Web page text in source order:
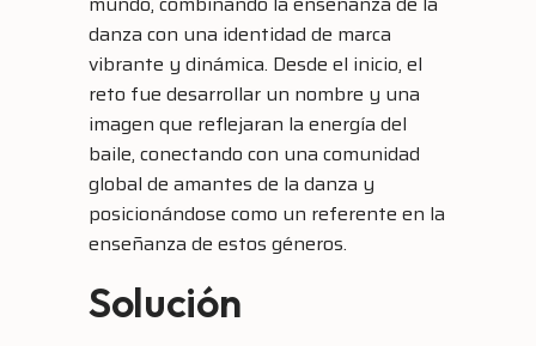
danza con una identidad de marca
vibrante y dinámica. Desde el inicio, el
reto fue desarrollar un nombre y una
imagen que reflejaran la energía del
baile, conectando con una comunidad
global de amantes de la danza y
posicionándose como un referente en la
enseñanza de estos géneros.
Solución